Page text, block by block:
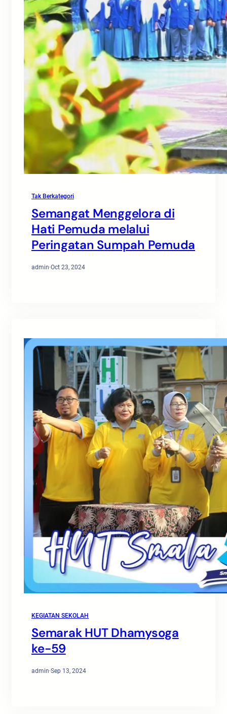
Tak Berkategori
Semangat Menggelora di
Hati Pemuda melalui
Peringatan Sumpah Pemuda
admin·Oct 23, 2024
KEGIATAN SEKOLAH
Semarak HUT Dhamysoga
ke-59
admin·Sep 13, 2024